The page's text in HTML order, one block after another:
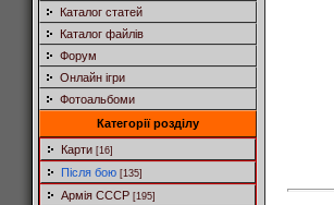
Каталог статей
Каталог файлів
Форум
Онлайн ігри
Фотоальбоми
Категорії розділу
Карти [16]
Після бою [135]
Армія СССР [195]